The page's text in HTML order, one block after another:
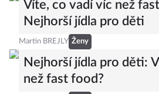
Víte, co vadí víc než
Nejhorší jídla pro děti
Martin BREJLY Ženy
Nejhorší jídla pro děti:
než fast food?